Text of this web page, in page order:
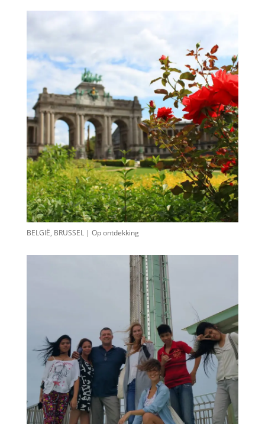
BELGIË, BRUSSEL | Op ontdekking